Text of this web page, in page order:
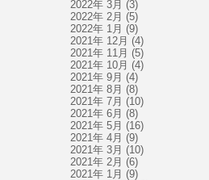
2022年 3月 (3)
2022年 2月 (5)
2022年 1月 (9)
2021年 12月 (4)
2021年 11月 (5)
2021年 10月 (4)
2021年 9月 (4)
2021年 8月 (8)
2021年 7月 (10)
2021年 6月 (8)
2021年 5月 (16)
2021年 4月 (9)
2021年 3月 (10)
2021年 2月 (6)
2021年 1月 (9)